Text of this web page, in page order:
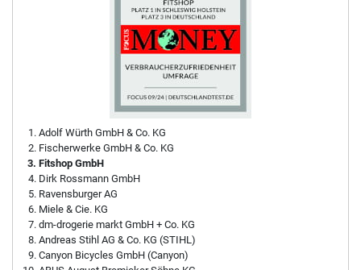
Adolf Würth GmbH & Co. KG
Fischerwerke GmbH & Co. KG
Fitshop GmbH
Dirk Rossmann GmbH
Ravensburger AG
Miele & Cie. KG
dm-drogerie markt GmbH + Co. KG
Andreas Stihl AG & Co. KG (STIHL)
Canyon Bicycles GmbH (Canyon)